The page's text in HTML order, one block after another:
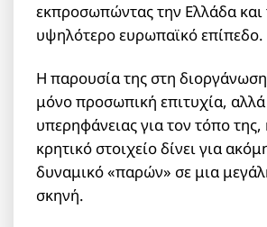
εκπροσωπώντας την Ελλάδα και
υψηλότερο ευρωπαϊκό επίπεδο.
Η παρουσία της στη
μόνο προσωπική επιτυχία,
υπερηφάνειας για τον τόπο
κρητικό στοιχείο δίνει για
δυναμικό «παρών» σε μια
σκηνή.